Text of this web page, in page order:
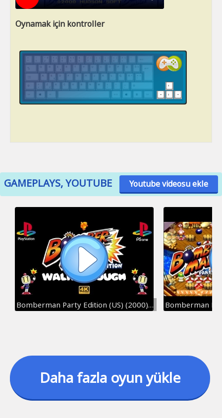
Oynamak için kontroller
GAMEPLAYS, YOUTUBE Youtube videosu ekle
Bomberman Party Edition (US) (2000) Walkthrough (Normal Game) - PS1/DuckStation 4K-UHD
Daha fazla oyun yükle